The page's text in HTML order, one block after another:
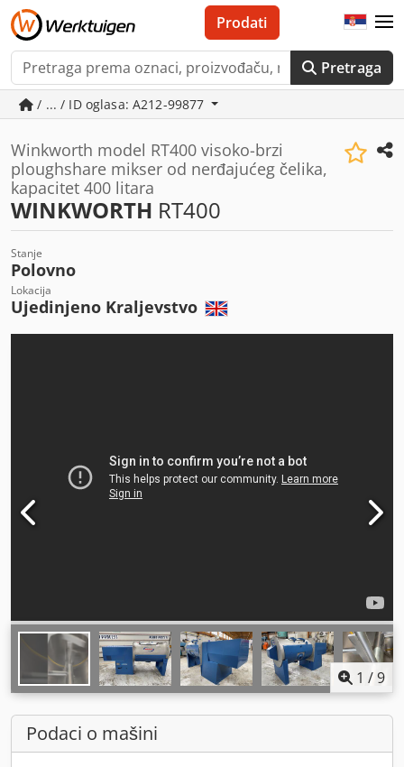
Pretraga
Prodati
/ ... / ID oglasa: A212-99877
Winkworth model RT400 visoko-brzi
ploughshare mikser od nerđajućeg čelika,
kapacitet 400 litara
WINKWORTH RT400
Stanje
Polovno
Lokacija
Ujedinjeno Kraljevstvo
1 /9
Podaci o mašini